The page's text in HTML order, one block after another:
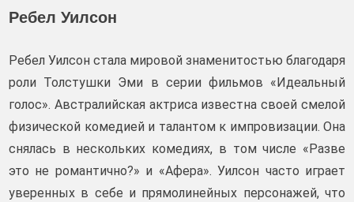
Ребел Уилсон
Ребел Уилсон стала мировой знаменитостью благодаря
роли Толстушки Эми в серии фильмов «Идеальный
голос». Австралийская актриса известна своей смелой
физической комедией и талантом к импровизации. Она
снялась в нескольких комедиях, в том числе «Разве
это не романтично?» и «Афера». Уилсон часто играет
уверенных в себе и прямолинейных персонажей, что